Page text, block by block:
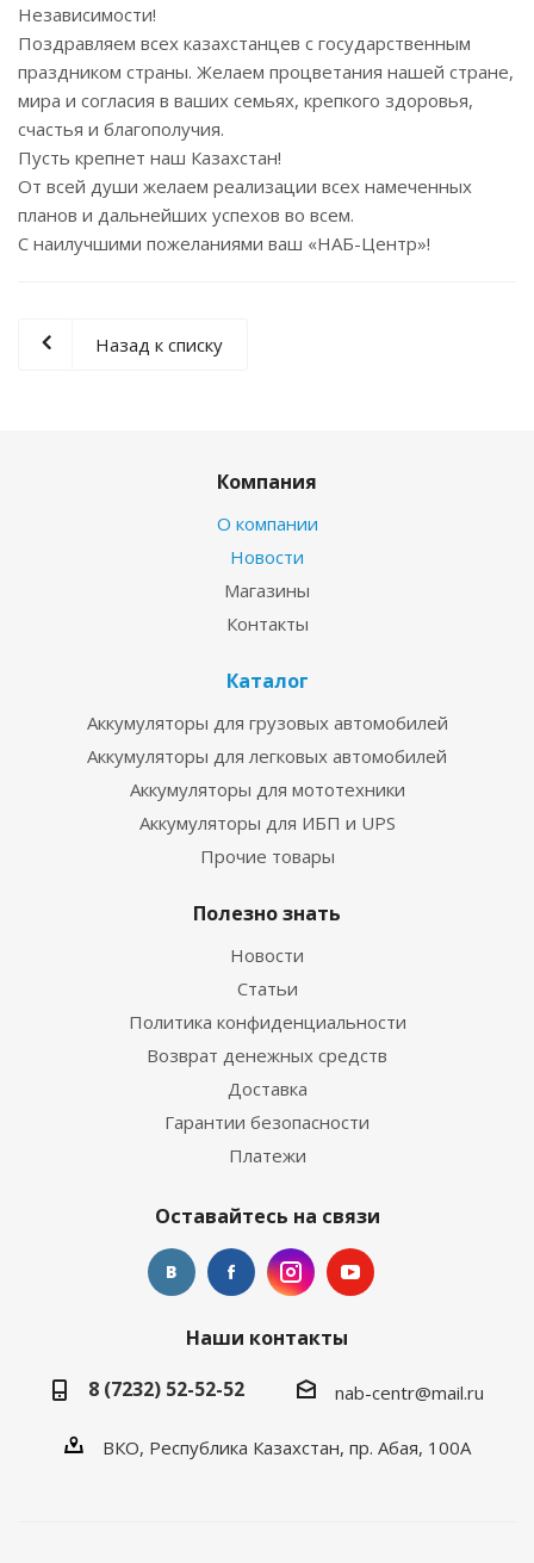
Независимости!
Поздравляем всех казахстанцев с государственным
праздником страны. Желаем процветания нашей стране,
мира и согласия в ваших семьях, крепкого здоровья,
счастья и благополучия.
Пусть крепнет наш Казахстан!
От всей души желаем реализации всех намеченных
планов и дальнейших успехов во всем.
С наилучшими пожеланиями ваш «НАБ-Центр»!
Назад к списку
Компания
О компании
Новости
Магазины
Контакты
Каталог
Аккумуляторы для грузовых автомобилей
Аккумуляторы для легковых автомобилей
Аккумуляторы для мототехники
Аккумуляторы для ИБП и UPS
Прочие товары
Полезно знать
Новости
Статьи
Политика конфиденциальности
Возврат денежных средств
Доставка
Гарантии безопасности
Платежи
Оставайтесь на связи
Наши контакты
8 (7232) 52-52-52
nab-centr@mail.ru
ВКО, Республика Казахстан, пр. Абая, 100А